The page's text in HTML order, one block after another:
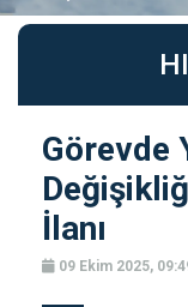
Görevde
İlanı
09 Ekim 2025,